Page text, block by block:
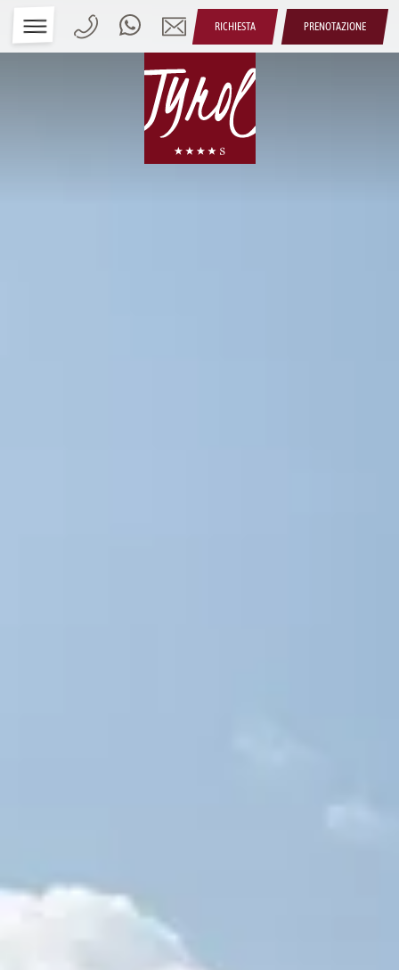
RICHIESTA PRENOTAZIONE